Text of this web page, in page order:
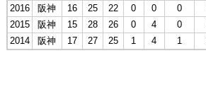
2016
阪神 16 25 22 0 0 0
2015
阪神 15 28 26 0 4 0
2014
阪神 17 27 25 1 4 1